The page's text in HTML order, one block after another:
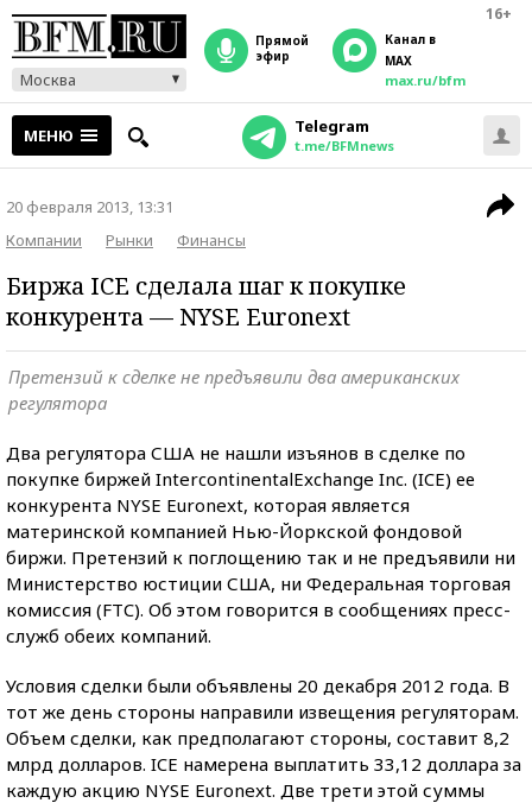
16+
Москва
прямой
эфир
Канал в
MAX
max.ru/bfm
МЕНЮ Telegram
t.me/BFMnews
20 февраля 2013, 13:31
Компании
Рынки Финансы
Биржа ICE сделала шаг к покупке
конкурента — NYSE Euronext
Претензий к сделке не предъявили два американских
регулятора
Два регулятора США не нашли изъянов в сделке по
покупке биржей IntercontinentalExchange Inc. (ICE) ее
конкурента NYSE Euronext, которая является
материнской компанией Нью-Йоркской фондовой
биржи. Претензий к поглощению так и не предъявили ни
Министерство юстиции США, ни Федеральная торговая
комиссия (FTC). Об этом говорится в сообщениях пресс-
служб обеих компаний.
Условия сделки были объявлены 20 декабря 2012 года. В
тот же день стороны направили извещения регуляторам.
Объем сделки, как предполагают стороны, составит 8,2
млрд долларов. ICE намерена выплатить 33,12 доллара за
каждую акцию NYSE Euronext. Две трети этой суммы